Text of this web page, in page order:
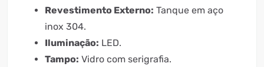
Revestimento Externo: Tanque em aço
inox 304.
Iluminação: LED.
Tampo: Vidro com serigrafia.